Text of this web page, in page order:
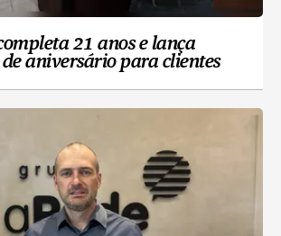
21 anos e lança
aniversário para clientes